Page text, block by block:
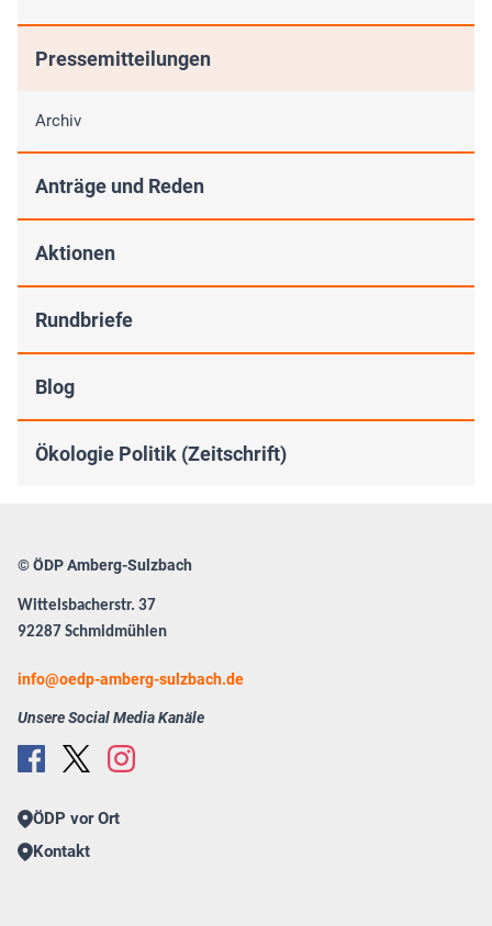
Pressemitteilungen
Archiv
Anträge und Reden
Aktionen
Rundbriefe
Blog
Ökologie Politik (Zeitschrift)
© ÖDP Amberg-Sulzbach
Wittelsbacherstr. 37
92287 Schmidmühlen
info oedp-amberg-sulzbach.de
Unsere Social Media Kanäle
ÖDP vor Ort
Kontakt